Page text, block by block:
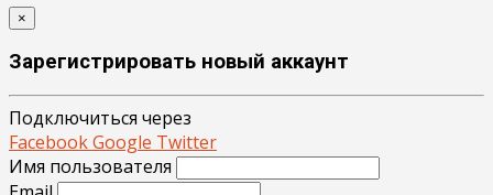
×
Зарегистрировать новый аккаунт
Подключиться через
FacebookGoogle Twitter
Имя пользователя